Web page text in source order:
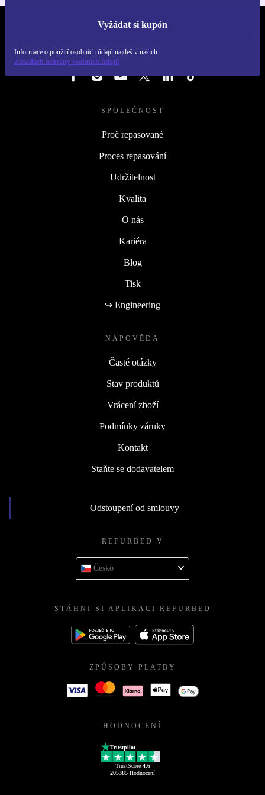
Vyžádat si kupón
Informace o použití osobních údajů najdeš v našich
Zásadách ochrany osobních údajů
REFURBED ČESKO - RETHINK NEW.
SLEDUJ NÁS
SPOLEČNOST
Proč repasované
Proces repasování
Udržitelnost
Kvalita
O nás
Kariéra
Blog
Tisk
↪ Engineering
NÁPOVĚDA
Časté otázky
Stav produktů
Vrácení zboží
Podmínky záruky
Kontakt
Staňte se dodavatelem
Odstoupení od smlouvy
REFURBED V
Česko
STÁHNI SI APLIKACI REFURBED
ZPŮSOBY PLATBY
HODNOCENÍ
Trustpilot
TrustScore 4.6
205385 Hodnocení